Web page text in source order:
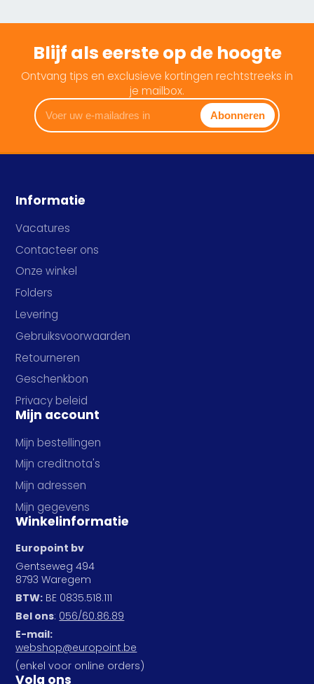
Blijf als eerste op de hoogte
Ontvang tips en exclusieve kortingen rechtstreeks in
je mailbox.
Voer
uw
e-
in
Abonneren
Informatie
Vacatures
Contacteer ons
Onze winkel
Folders
Levering
Gebruiksvoorwaarden
Retourneren
Geschenkbon
Privacy beleid
Mijn account
Mijn bestellingen
Mijn creditnota's
Mijn adressen
Mijn gegevens
Winkelinformatie
Europoint bv
Gentseweg 494
8793 Waregem
BTW: BE 0835.518.111
Bel ons: 056/60.86.89
E-mail:
webshop@europoint.be
(enkel voor online orders)
Volg ons